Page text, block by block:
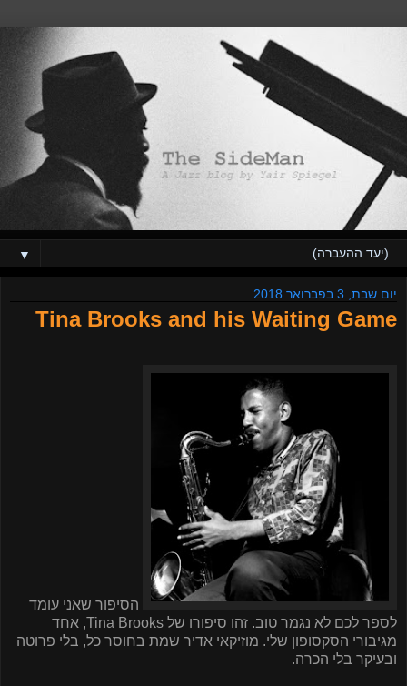
▼
יום שבת, 3 בפברואר 2018
Tina Brooks and his Waiting Game
הסיפור שאני עומד
לספר לכם לא נגמר טוב. זהו סיפורו של Tina Brooks, אחד
מגיבורי הסקסופון שלי. מוזיקאי אדיר שמת בחוסר כל, בלי פרוטה
ובעיקר בלי הכרה.